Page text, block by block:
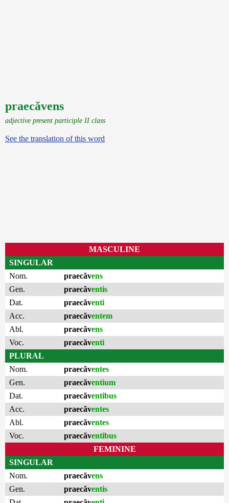
praecăvens
adjective present participle II class
See the translation of this word
MASCULINE
SINGULAR
Nom.
praecăvens
Gen.
praecăventis
Dat.
praecăventi
Acc.
praecăventem
Abl.
praecăvens
Voc.
praecăventi
PLURAL
Nom.
praecăventes
Gen.
praecăventium
Dat.
praecăventibus
Acc.
praecăventes
Abl.
praecăventes
Voc.
praecăventibus
FEMININE
SINGULAR
Nom.
praecăvens
Gen.
praecăventis